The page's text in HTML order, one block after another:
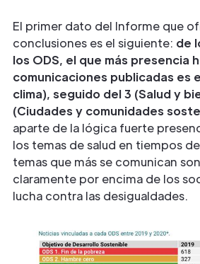
El primer dato del Informe que
conclusiones es el siguiente: de
los ODS, el que más presencia
comunicaciones publicadas es
clima), seguido del 3 (Salud y
(Ciudades y comunidades
aparte de la lógica fuerte
los temas de salud en tiempos
temas que más se comunican
claramente por encima de los
lucha contra las desigualdades.